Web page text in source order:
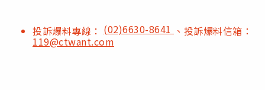
投訴爆料專線： (02)6630-8641 、投訴爆料信箱：
119@ctwant.com